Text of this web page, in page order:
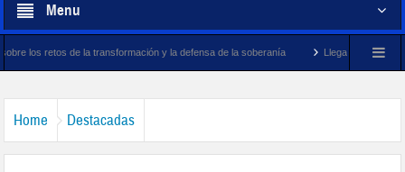
Menu
transformación y la defensa de la soberanía Llegará megabuque sargacero de
Home Destacadas